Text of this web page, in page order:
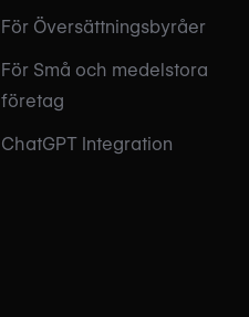
För Översättningsbyråer
För Små och medelstora
företag
ChatGPT Integration